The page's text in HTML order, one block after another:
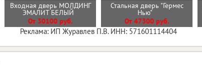
Входная дверь МОЛДИНГ
ЭМАЛИТ БЕЛЫЙ
От 30100 руб.
Стальная дверь "Гермес
Нью"
От 47300 руб.
Реклама: ИП Журавлев П.В. ИНН: 571601114404